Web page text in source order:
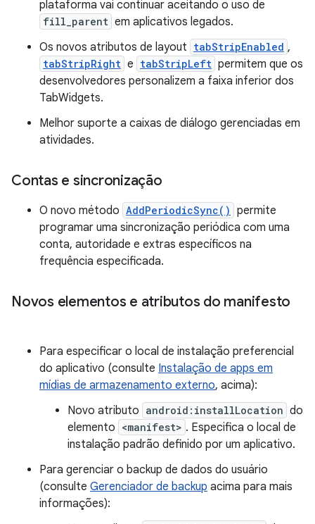
plataforma vai continuar aceitando o uso de
fill_parent em aplicativos legados.
Os novos atributos de layout tabStripEnabled ,
tabStripRight e tabStripLeft permitem que os
desenvolvedores personalizem a faixa inferior dos
TabWidgets.
Melhor suporte a caixas de diálogo gerenciadas em
atividades.
Contas e sincronização
O novo método AddPeriodicSync() permite
programar uma sincronização periódica com uma
conta, autoridade e extras específicos na
frequência especificada.
Novos elementos e atributos do manifesto
Para especificar o local de instalação preferencial
do aplicativo (consulte Instalação de apps em
mídias de armazenamento externo, acima):
Novo atributo android:installLocation do
elemento <manifest> . Especifica o local de
instalação padrão definido por um aplicativo.
Para gerenciar o backup de dados do usuário
(consulte Gerenciador de backup acima para mais
informações):